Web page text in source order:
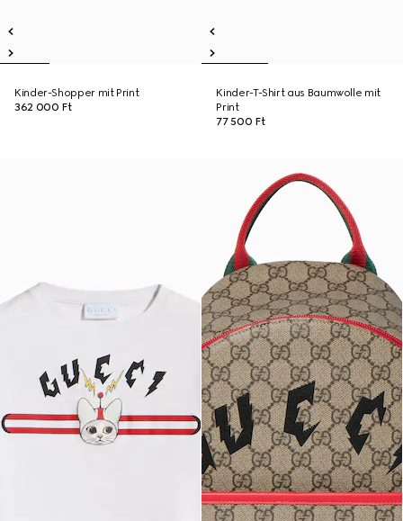
Kinder-Shopper mit Print
362 000 Ft
Kinder-T-Shirt aus Baumwolle mit
Print
77 500 Ft